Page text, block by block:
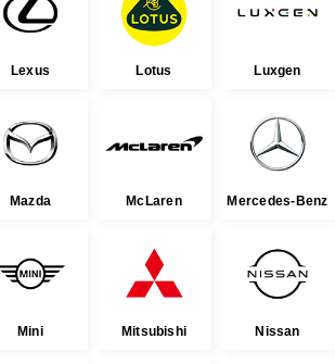
Lexus Lotus Luxgen
Mazda McLaren Mercedes-Benz
Mini Mitsubishi Nissan